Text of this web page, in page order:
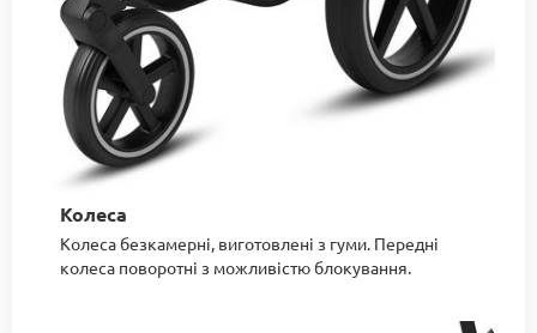
Колеса
Колеса безкамерні, виготовлені з гуми. Передні
колеса поворотні з можливістю блокування.